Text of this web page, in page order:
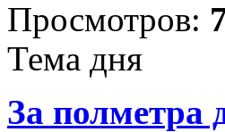
Просмотров:
Тема дня
За полметра